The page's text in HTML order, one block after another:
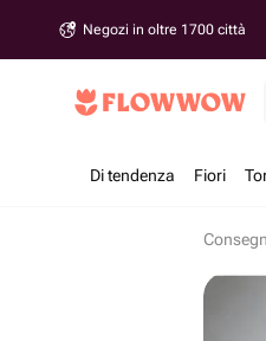
Negozi in oltre 1700 città
Di tendenza Fiori